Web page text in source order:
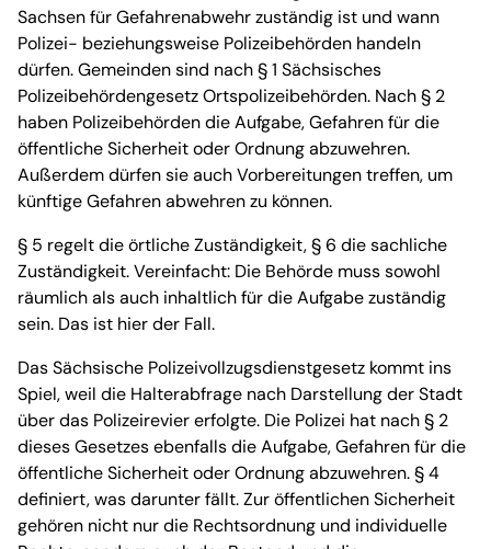
Sachsen für Gefahrenabwehr zuständig ist und wann
Polizei- beziehungsweise Polizeibehörden handeln
dürfen. Gemeinden sind nach § 1 Sächsisches
Polizeibehördengesetz Ortspolizeibehörden. Nach § 2
haben Polizeibehörden die Aufgabe, Gefahren für die
öffentliche Sicherheit oder Ordnung abzuwehren.
Außerdem dürfen sie auch Vorbereitungen treffen, um
künftige Gefahren abwehren zu können.
§ 5 regelt die örtliche Zuständigkeit, § 6 die sachliche
Zuständigkeit. Vereinfacht: Die Behörde muss sowohl
räumlich als auch inhaltlich für die Aufgabe zuständig
sein. Das ist hier der Fall.
Das Sächsische Polizeivollzugsdienstgesetz kommt ins
Spiel, weil die Halterabfrage nach Darstellung der Stadt
über das Polizeirevier erfolgte. Die Polizei hat nach § 2
dieses Gesetzes ebenfalls die Aufgabe, Gefahren für die
öffentliche Sicherheit oder Ordnung abzuwehren. § 4
definiert, was darunter fällt. Zur öffentlichen Sicherheit
gehören nicht nur die Rechtsordnung und individuelle